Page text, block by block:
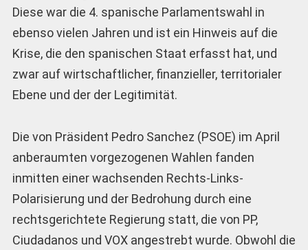
Diese war die 4. spanische Parlamentswahl in
ebenso vielen Jahren und ist ein Hinweis auf die
Krise, die den spanischen Staat erfasst hat, und
zwar auf wirtschaftlicher, finanzieller, territorialer
Ebene und der der Legitimität.
Die von Präsident Pedro Sanchez (PSOE) im April
anberaumten vorgezogenen Wahlen fanden
inmitten einer wachsenden Rechts-Links-
Polarisierung und der Bedrohung durch eine
rechtsgerichtete Regierung statt, die von PP,
Ciudadanos und VOX angestrebt wurde. Obwohl die